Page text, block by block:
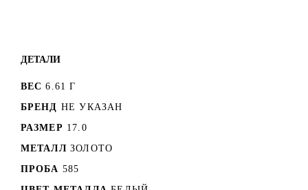
ДЕТАЛИ
ВЕС 6.61 Г
БРЕНД НЕ УКАЗАН
РАЗМЕР 17.0
МЕТАЛЛ ЗОЛОТО
ПРОБА 585